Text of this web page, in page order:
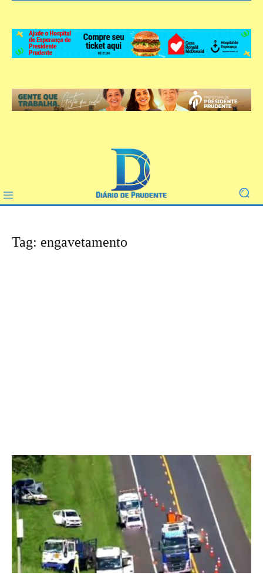
Tag: engavetamento